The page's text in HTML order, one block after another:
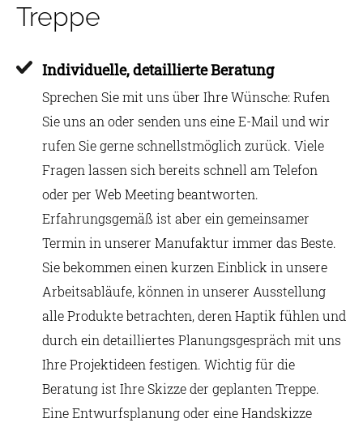
Treppe
Individuelle, detaillierte Beratung
Sprechen Sie mit uns über Ihre Wünsche: Rufen
Sie uns an oder senden uns eine E-Mail und wir
rufen Sie gerne schnellstmöglich zurück. Viele
Fragen lassen sich bereits schnell am Telefon
oder per Web Meeting beantworten.
Erfahrungsgemäß ist aber ein gemeinsamer
Termin in unserer Manufaktur immer das Beste.
Sie bekommen einen kurzen Einblick in unsere
Arbeitsabläufe, können in unserer Ausstellung
alle Produkte betrachten, deren Haptik fühlen und
durch ein detailliertes Planungsgespräch mit uns
Ihre Projektideen festigen. Wichtig für die
Beratung ist Ihre Skizze der geplanten Treppe.
Eine Entwurfsplanung oder eine Handskizze